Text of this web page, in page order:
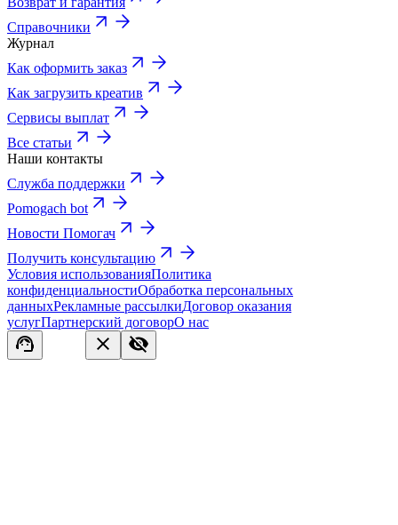
Справочники
Журнал
Как оформить заказ
Как загрузить креатив
Сервисы выплат
Все статьи
Наши контакты
Служба поддержки
Pomogach bot
Новости Помогач
Получить консультацию
Условия использованияПолитика
конфиденциальностиОбработка персональных
данныхРекламные рассылкиДоговор оказания
услугПартнерский договорО нас